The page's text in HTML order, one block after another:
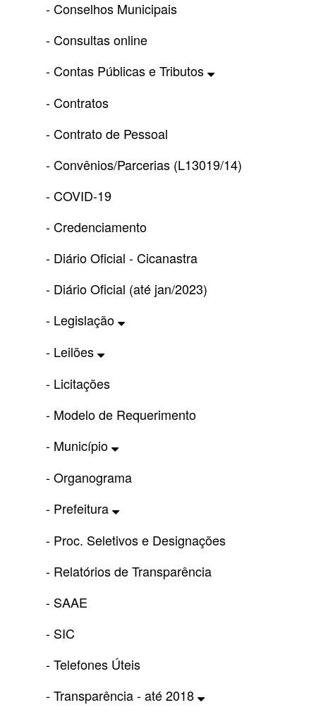
- Conselhos Municipais
- Consultas online
- Contas Públicas e Tributos
- Contratos
- Contrato de Pessoal
- Convênios/Parcerias (L13019/14)
- COVID-19
- Credenciamento
- Diário Oficial - Cicanastra
- Diário Oficial (até jan/2023)
- Legislação
- Leilões
- Licitações
- Modelo de Requerimento
- Município
- Organograma
- Prefeitura
- Proc. Seletivos e Designações
- Relatórios de Transparência
- SAAE
- SIC
- Telefones Úteis
- Transparência - até 2018